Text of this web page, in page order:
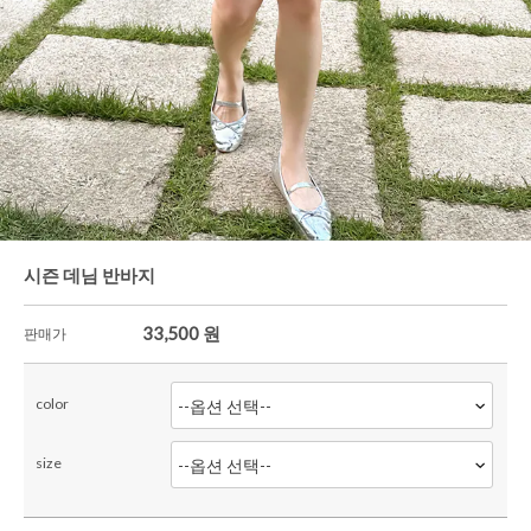
가디건/니트
와이드팬츠
한정세일
셔츠&블라우스
가디건/니트
와이드팬츠
시즌 데님 반바지
판매가 33,500 원
color
size